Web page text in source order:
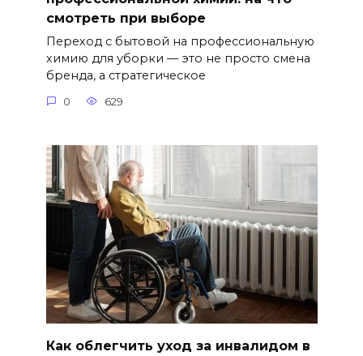
смотреть при выборе
Переход с бытовой на профессиональную
химию для уборки — это не просто смена
бренда, а стратегическое
0 629
Как облегчить уход за инвалидом в